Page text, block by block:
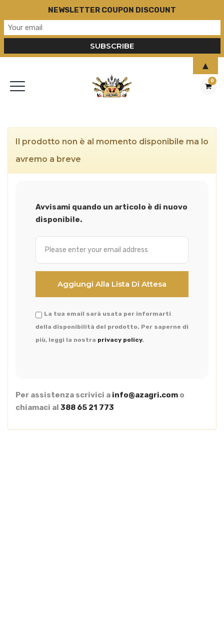
0
Il prodotto non è al momento disponibile ma lo
avremo a breve
Avvisami quando un articolo è di nuovo
disponibile.
La tua email sarà usata per informarti
della disponibilità del prodotto. Per saperne di
più, leggi la nostra privacy policy.
Per assistenza scrivici a info@azagri.com o
chiamaci al 388 65 21 773
NEWSLETTER COUPON DISCOUNT
▲